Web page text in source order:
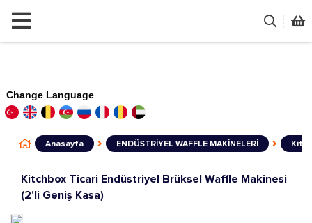
Change Language
Anasayfa ENDÜSTRİYEL WAFFLE MAKİNELERİ
Kitchbox Ticari Endüstriyel Brüksel Waffle Makinesi
(2'li Geniş Kasa)